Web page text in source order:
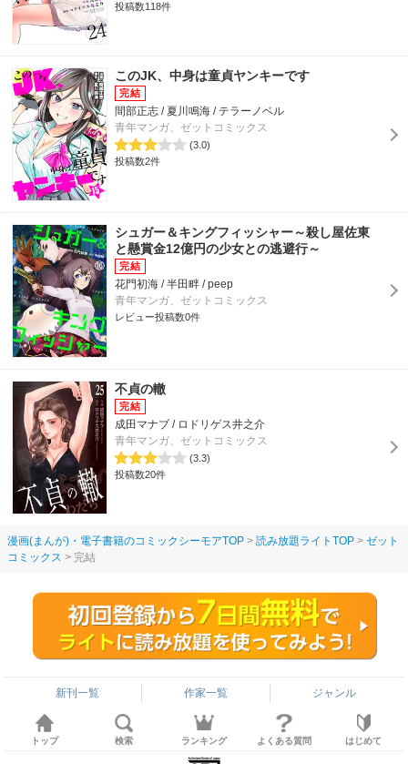
投稿数118件
このJK、中身は童貞ヤンキーです
間部正志 / 夏川鳴海 / テラーノベル
青年マンガ、ゼットコミックス
(3.0)
投稿数2件
シュガー＆キングフィッシャー～殺し屋佐東
と懸賞金12億円の少女との逃避行～
花門初海 / 半田畔 / peep
青年マンガ、ゼットコミックス
レビュー投稿数0件
不貞の轍
成田マナブ / ロドリゲス井之介
青年マンガ、ゼットコミックス
(3.3)
投稿数20件
漫画(まんが)・電子書籍のコミックシーモアTOP 読み放題ライトTOP
ゼット
コミックス
完結
新刊一覧 作家一覧 ジャンル
トップ 検索 ランキング よくある質問 はじめて